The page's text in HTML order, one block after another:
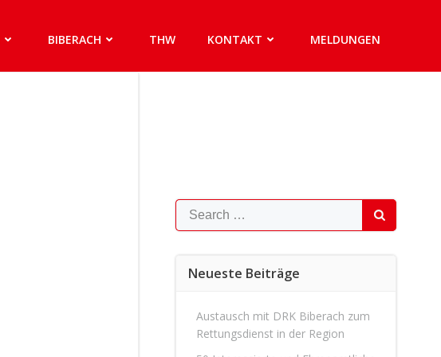
BIBERACH THW KONTAKT MELDUNGEN
Search
for:
Neueste Beiträge
Austausch mit DRK Biberach zum
Rettungsdienst in der Region